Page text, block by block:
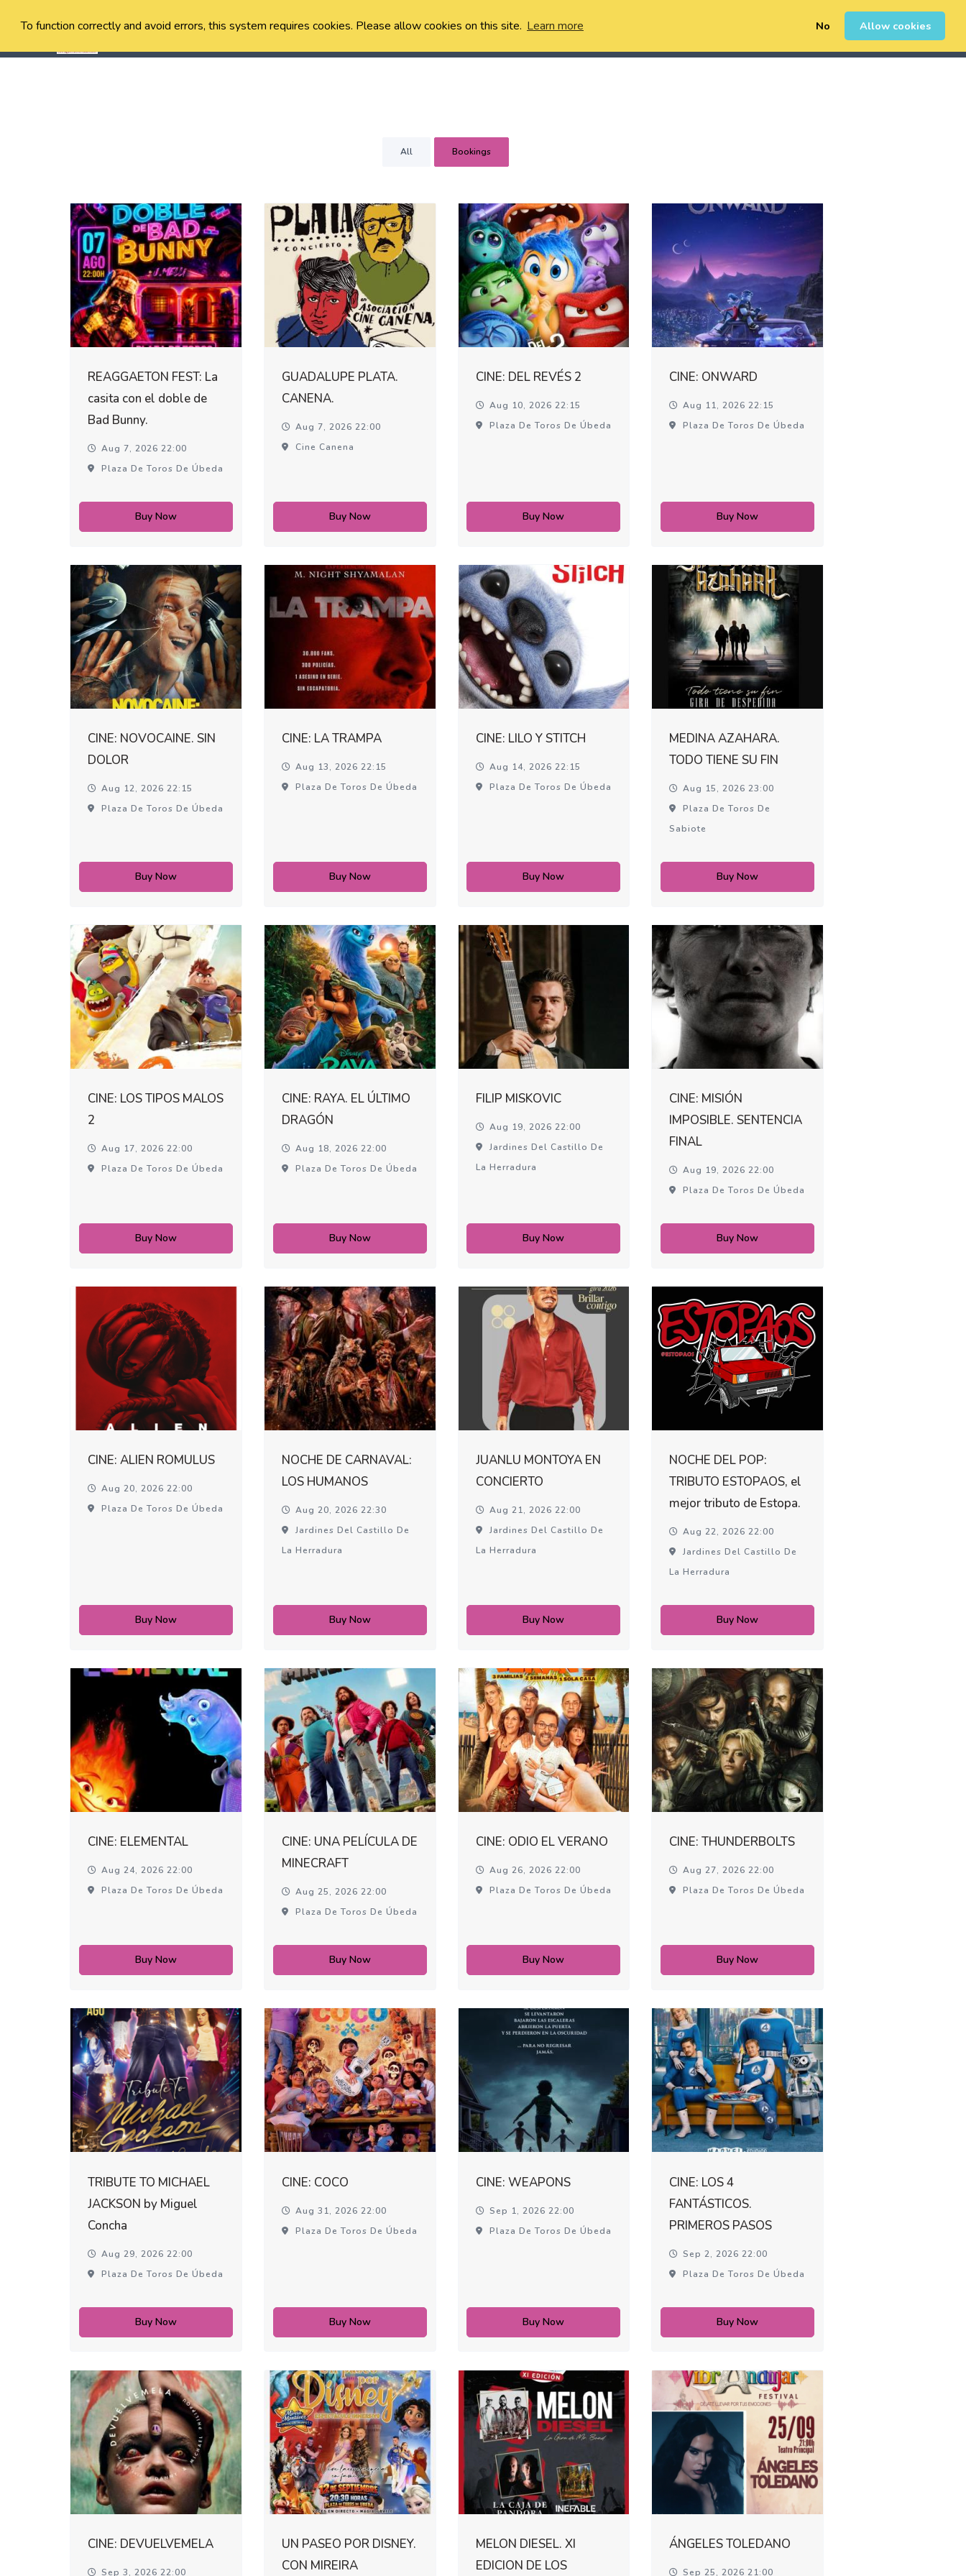
To function correctly and avoid errors, this system requires cookies. Please allow cookies on this site. Learn more No Allow cookies
Sign Up 0
All Bookings
REAGGAETON FEST: La
casita con el doble de
Bad Bunny.
Aug 7, 2026 22:00
Plaza De Toros De Úbeda
Buy Now
GUADALUPE PLATA.
CANENA.
Aug 7, 2026 22:00
Cine Canena
Buy Now
CINE: DEL REVÉS 2
Aug 10, 2026 22:15
Plaza De Toros De Úbeda
Buy Now
CINE: ONWARD
Aug 11, 2026 22:15
Plaza De Toros De Úbeda
Buy Now
CINE: NOVOCAINE. SIN
DOLOR
Aug 12, 2026 22:15
Plaza De Toros De Úbeda
Buy Now
CINE: LA TRAMPA
Aug 13, 2026 22:15
Plaza De Toros De Úbeda
Buy Now
CINE: LILO Y STITCH
Aug 14, 2026 22:15
Plaza De Toros De Úbeda
Buy Now
MEDINA AZAHARA.
TODO TIENE SU FIN
Aug 15, 2026 23:00
Plaza De Toros De
Sabiote
Buy Now
CINE: LOS TIPOS MALOS
2
Aug 17, 2026 22:00
Plaza De Toros De Úbeda
Buy Now
CINE: RAYA. EL ÚLTIMO
DRAGÓN
Aug 18, 2026 22:00
Plaza De Toros De Úbeda
Buy Now
FILIP MISKOVIC
Aug 19, 2026 22:00
Jardines Del Castillo De
La Herradura
Buy Now
CINE: MISIÓN
IMPOSIBLE. SENTENCIA
FINAL
Aug 19, 2026 22:00
Plaza De Toros De Úbeda
Buy Now
CINE: ALIEN ROMULUS
Aug 20, 2026 22:00
Plaza De Toros De Úbeda
Buy Now
NOCHE DE CARNAVAL:
LOS HUMANOS
Aug 20, 2026 22:30
Jardines Del Castillo De
La Herradura
Buy Now
JUANLU MONTOYA EN
CONCIERTO
Aug 21, 2026 22:00
Jardines Del Castillo De
La Herradura
Buy Now
NOCHE DEL POP:
TRIBUTO ESTOPAOS, el
mejor tributo de Estopa.
Aug 22, 2026 22:00
Jardines Del Castillo De
La Herradura
Buy Now
CINE: ELEMENTAL
Aug 24, 2026 22:00
Plaza De Toros De Úbeda
Buy Now
CINE: UNA PELÍCULA DE
MINECRAFT
Aug 25, 2026 22:00
Plaza De Toros De Úbeda
Buy Now
CINE: ODIO EL VERANO
Aug 26, 2026 22:00
Plaza De Toros De Úbeda
Buy Now
CINE: THUNDERBOLTS
Aug 27, 2026 22:00
Plaza De Toros De Úbeda
Buy Now
TRIBUTE TO MICHAEL
JACKSON by Miguel
Concha
Aug 29, 2026 22:00
Plaza De Toros De Úbeda
Buy Now
CINE: COCO
Aug 31, 2026 22:00
Plaza De Toros De Úbeda
Buy Now
CINE: WEAPONS
Sep 1, 2026 22:00
Plaza De Toros De Úbeda
Buy Now
CINE: LOS 4
FANTÁSTICOS.
PRIMEROS PASOS
Sep 2, 2026 22:00
Plaza De Toros De Úbeda
Buy Now
CINE: DEVUELVEMELA
Sep 3, 2026 22:00
UN PASEO POR DISNEY.
CON MIREIRA
MELON DIESEL. XI
EDICION DE LOS
ÁNGELES TOLEDANO
Sep 25, 2026 21:00